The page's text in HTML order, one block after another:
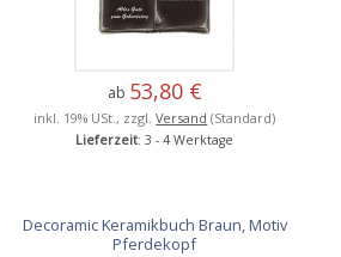
ab 53,80 €
inkl. 19% USt., zzgl.Versand (Standard)
Lieferzeit: 3 - 4 Werktage
Decoramic Keramikbuch Braun, Motiv
Pferdekopf